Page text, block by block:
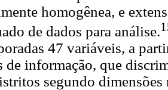
homogênea, e
de dados para análise.
47 variáveis, a
de informação, que
segundo